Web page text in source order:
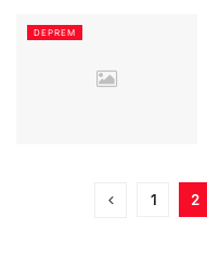
DEPREM
1 2